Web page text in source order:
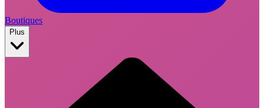
Boutiques
Plus